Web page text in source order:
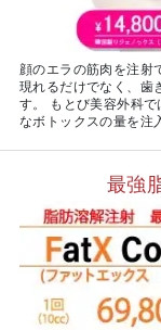
顔のエラの筋肉を注射
現れるだけでなく、歯
す。 もとび美容外科
なボトックスの量を注
最強